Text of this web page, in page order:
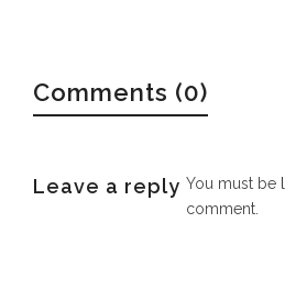
Comments (0)
Leave a reply You must be
comment.